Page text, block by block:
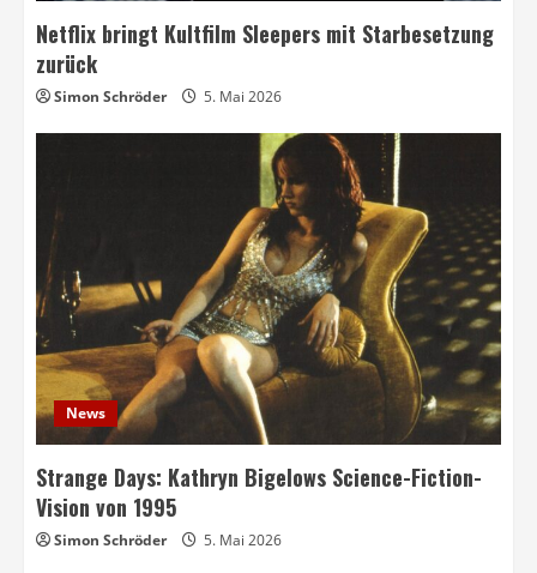
Netflix bringt Kultfilm Sleepers mit Starbesetzung
zurück
Simon Schröder 5. Mai 2026
News
Strange Days: Kathryn Bigelows Science-Fiction-
Vision von 1995
Simon Schröder 5. Mai 2026